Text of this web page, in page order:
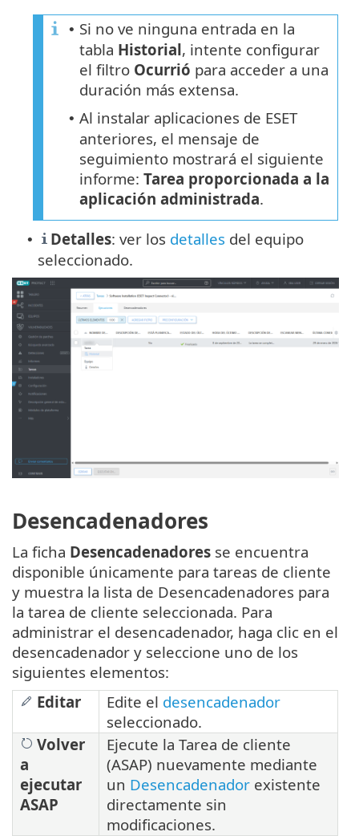
• Si no ve ninguna entrada en la
tabla Historial, intente configurar
el filtro Ocurrió para acceder a una
duración más extensa.
• Al instalar aplicaciones de ESET
anteriores, el mensaje de
seguimiento mostrará el siguiente
informe: Tarea proporcionada a la
aplicación administrada.
• Detalles: ver los detalles del equipo
seleccionado.
Desencadenadores
La ficha Desencadenadores se encuentra
disponible únicamente para tareas de cliente
y muestra la lista de Desencadenadores para
la tarea de cliente seleccionada. Para
administrar el desencadenador, haga clic en el
desencadenador y seleccione uno de los
siguientes elementos:
Editar
Edite el desencadenador
seleccionado.
Volver
a
ejecutar
ASAP
Ejecute la Tarea de cliente
(ASAP) nuevamente mediante
un Desencadenador existente
directamente sin
modificaciones.